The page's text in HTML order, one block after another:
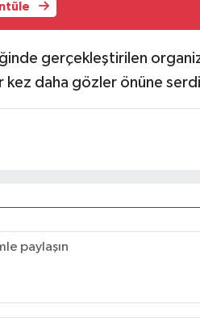
gerçekleştirilen
kez daha gözler önüne